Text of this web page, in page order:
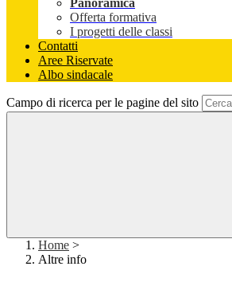
Panoramica
Offerta formativa
I progetti delle classi
Contatti
Aree Riservate
Albo sindacale
Campo di ricerca per le pagine del sito
Home >
Altre info